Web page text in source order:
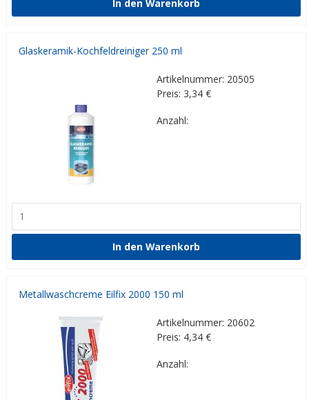
Glaskeramik-Kochfeldreiniger 250 ml
Artikelnummer: 20505
Preis: 3,34 €
Anzahl:
Metallwaschcreme Eilfix 2000 150 ml
Artikelnummer: 20602
Preis: 4,34 €
Anzahl: